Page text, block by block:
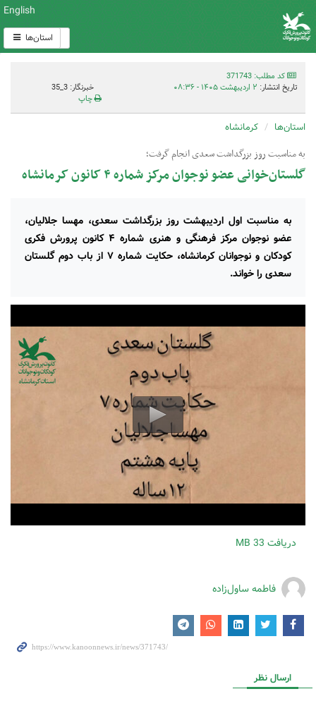
English
استان‌ها
کد مطلب: 371743
تاریخ انتشار: ۲ اردیبهشت ۱۴۰۵ - ۰۸:۳۶
خبرنگار: 3_35
چاپ
استان‌ها کرمانشاه
به مناسبت روز بزرگداشت سعدی انجام گرفت؛
گلستان‌خوانی عضو نوجوان مرکز شماره ۴ کانون کرمانشاه
به مناسبت اول اردیبهشت روز بزرگداشت سعدی، مهسا جلالیان،
عضو نوجوان مرکز فرهنگی و هنری شماره ۴ کانون پرورش فکری
کودکان و نوجوانان کرمانشاه، حکایت شماره ۷ از باب دوم گلستان
سعدی را خواند.
دریافت 33 MB
فاطمه ساول‌زاده
ارسال نظر